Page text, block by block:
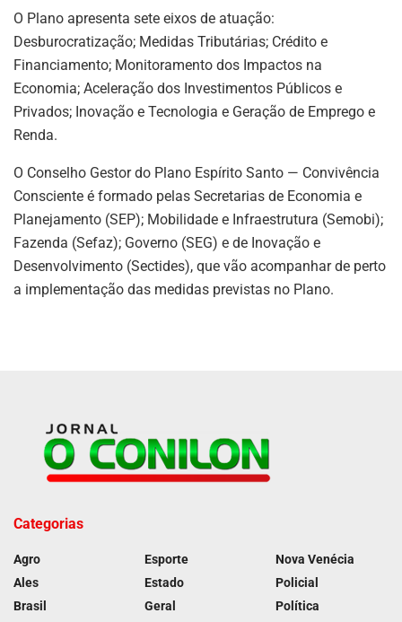
O Plano apresenta sete eixos de atuação:
Desburocratização; Medidas Tributárias; Crédito e
Financiamento; Monitoramento dos Impactos na
Economia; Aceleração dos Investimentos Públicos e
Privados; Inovação e Tecnologia e Geração de Emprego e
Renda.
O Conselho Gestor do Plano Espírito Santo — Convivência
Consciente é formado pelas Secretarias de Economia e
Planejamento (SEP); Mobilidade e Infraestrutura (Semobi);
Fazenda (Sefaz); Governo (SEG) e de Inovação e
Desenvolvimento (Sectides), que vão acompanhar de perto
a implementação das medidas previstas no Plano.
Categorias
Agro
Ales
Brasil
Esporte
Estado
Geral
Nova Venécia
Policial
Política